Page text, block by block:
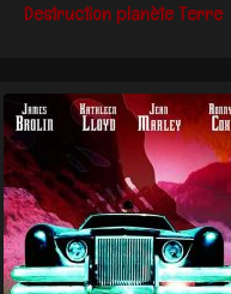
Destruction planète Terre